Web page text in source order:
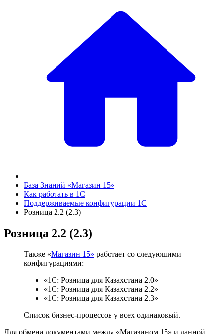
База Знаний «Магазин 15»
Как работать в 1С
Поддерживаемые конфигурации 1C
Розница 2.2 (2.3)
Розница 2.2 (2.3)
Также «Магазин 15» работает со следующими
конфигурациями:
«1С: Розница для Казахстана 2.0»
«1С: Розница для Казахстана 2.2»
«1С: Розница для Казахстана 2.3»
Список бизнес-процессов у всех одинаковый.
Для обмена документами между «Магазином 15» и данной